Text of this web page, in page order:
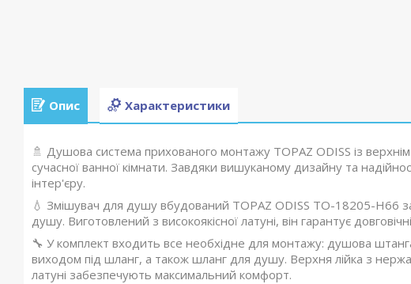
Опис Характеристики
🚿 Душова система прихованого монтажу TOPAZ ODISS із
сучасної ванної кімнати. Завдяки вишуканому дизайну та
інтер'єру.
💧 Змішувач для душу вбудований TOPAZ ODISS TO-18205-H66
душу. Виготовлений з високоякісної латуні, він гарантує
🔧 У комплект входить все необхідне для монтажу: душова
виходом під шланг, а також шланг для душу. Верхня лійка з
латуні забезпечують максимальний комфорт.